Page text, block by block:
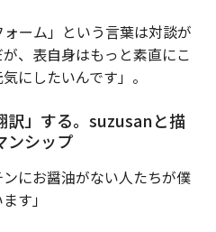
ォーム」という言葉は対談が
、表自身はもっと素直にこ
にしたいんです」。
訳」する。suzusanと描
ンシップ
ンにお醤油がない人たちが僕
す」